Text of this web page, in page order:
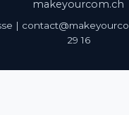
makeyourcom.ch
|
29 16